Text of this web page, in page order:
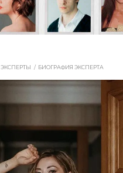
ЭКСПЕРТЫ БИОГРАФИЯ ЭКСПЕРТА